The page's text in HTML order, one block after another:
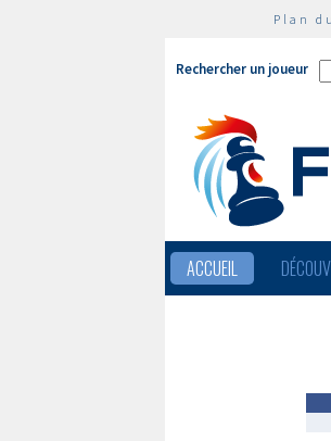
Plan
Rechercher un joueur
ACCUEIL